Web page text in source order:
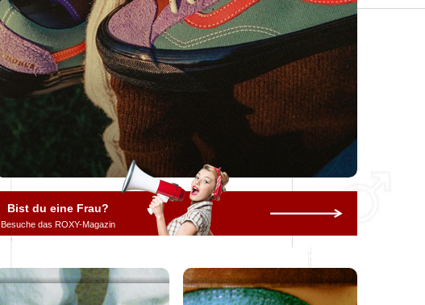
Bist du eine Frau?
Besuche das ROXY-Magazin